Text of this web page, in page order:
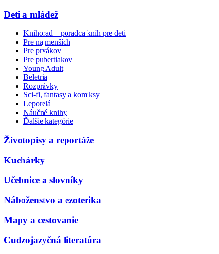
Deti a mládež
Knihorad – poradca kníh pre deti
Pre najmenších
Pre prvákov
Pre pubertiakov
Young Adult
Beletria
Rozprávky
Sci-fi, fantasy a komiksy
Leporelá
Náučné knihy
Ďalšie kategórie
Životopisy a reportáže
Kuchárky
Učebnice a slovníky
Náboženstvo a ezoterika
Mapy a cestovanie
Cudzojazyčná literatúra